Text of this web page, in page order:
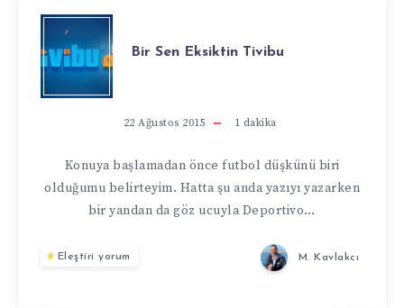
BIR
SEN
EKSIKTIN
TIVIBU
Bir Sen Eksiktin Tivibu
22 Ağustos 2015 1 dakika
Konuya başlamadan önce futbol düşkünü biri
olduğumu belirteyim. Hatta şu anda yazıyı yazarken
bir yandan da göz ucuyla Deportivo…
Eleştiri yorum M. Kavlakcı